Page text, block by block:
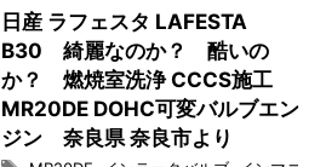
日産 ラフェスタ LAFESTA
B30 綺麗なのか？ 酷いの
か？ 燃焼室洗浄 CCCS施工
MR20DE DOHC可変バルブエン
ジン 奈良県 奈良市より